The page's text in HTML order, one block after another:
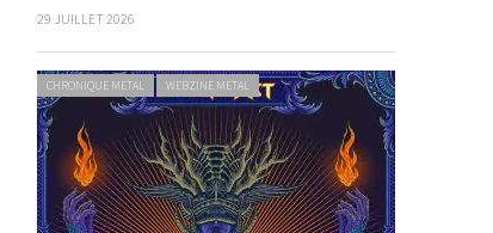
29 JUILLET 2026
CHRONIQUE METAL WEBZINE METAL